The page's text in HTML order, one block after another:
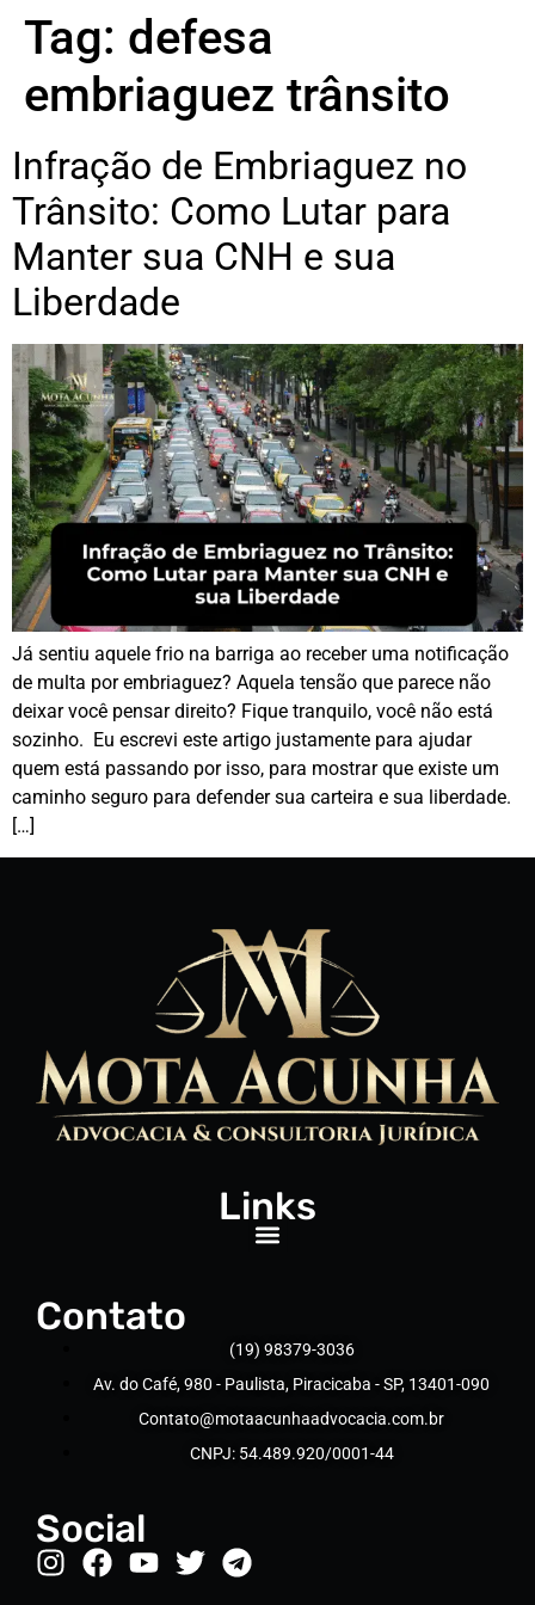
Tag: defesa
embriaguez trânsito
Infração de Embriaguez no
Trânsito: Como Lutar para
Manter sua CNH e sua
Liberdade
Já sentiu aquele frio na barriga ao receber uma notificação
de multa por embriaguez? Aquela tensão que parece não
deixar você pensar direito? Fique tranquilo, você não está
sozinho. Eu escrevi este artigo justamente para ajudar
quem está passando por isso, para mostrar que existe um
caminho seguro para defender sua carteira e sua liberdade.
[…]
Links
Contato
(19) 98379-3036
Av. do Café, 980 - Paulista, Piracicaba - SP, 13401-090
Contato@motaacunhaadvocacia.com.br
CNPJ: 54.489.920/0001-44
Social